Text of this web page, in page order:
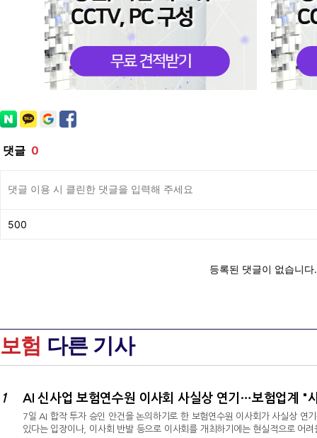
보험 다른 기사
1
7일 AI 합작 투자 승인 안건을 논의하기로 한 보험연수원 이사회가 사실상 연
있다는 입장이나, 이사회 반발 등으로 이사회를 개최하기에는 현실적으로 어